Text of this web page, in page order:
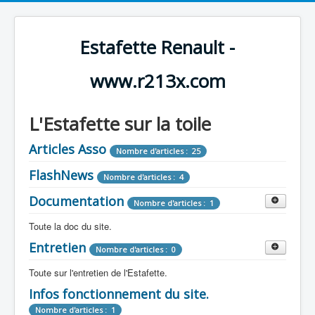
Estafette Renault -
www.r213x.com
L'Estafette sur la toile
Articles Asso Nombre d'articles : 25
FlashNews Nombre d'articles : 4
Documentation Nombre d'articles : 1
Toute la doc du site.
Revue de Presse Nombre d'articles : 9
Tous les articles que l'on a vu sur l'estafette !
Camping Car Nombre d'articles : 3
Entretien Nombre d'articles : 0
Toute sur l'entretien de l'Estafette.
Mécanique Nombre d'articles : 0
Infos fonctionnement du site.
Nombre d'articles : 1